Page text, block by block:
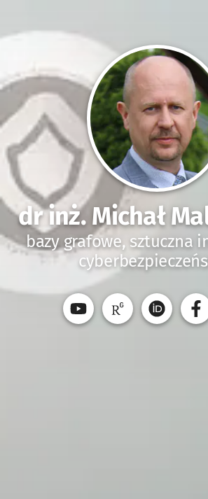
dr inż. Michał
bazy grafowe, sztuczna